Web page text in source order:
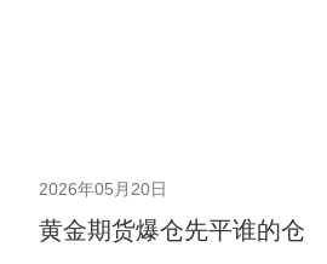
2026年05月20日
黄金期货爆仓先平谁的仓